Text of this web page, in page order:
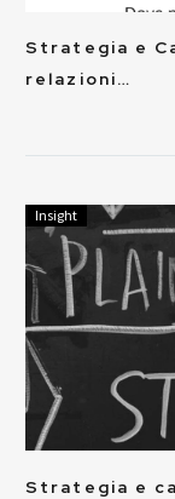
Strategia e
relazioni…
Insight
Strategia e